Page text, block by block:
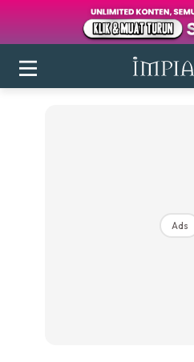
Login|
Ads